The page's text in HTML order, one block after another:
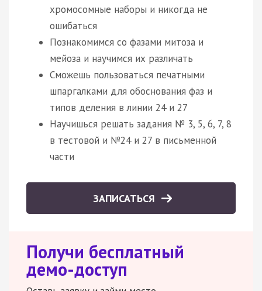
хромосомные наборы и никогда не
ошибаться
Познакомимся со фазами митоза и
мейоза и научимся их различать
Сможешь пользоваться печатными
шпаргалками для обоснования фаз и
типов деления в линии 24 и 27
Научишься решать задания № 3, 5, 6, 7, 8
в тестовой и №24 и 27 в письменной
части
ЗАПИСАТЬСЯ
Получи бесплатный
демо-доступ